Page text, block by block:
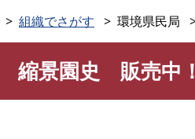
組織でさがす 環境県民局
縮景園史 販売中！